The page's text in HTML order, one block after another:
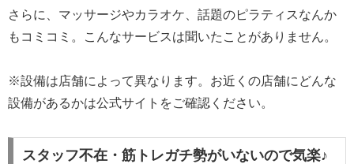
さらに、マッサージやカラオケ、話題のピラティスなんか
もコミコミ。こんなサービスは聞いたことがありません。
※設備は店舗によって異なります。お近くの店舗にどんな
設備があるかは公式サイトをご確認ください。
スタッフ不在・筋トレガチ勢がいないので気楽♪